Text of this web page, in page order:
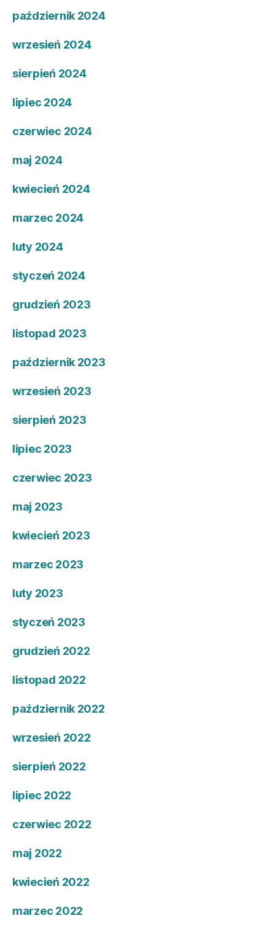
październik 2024
wrzesień 2024
sierpień 2024
lipiec 2024
czerwiec 2024
maj 2024
kwiecień 2024
marzec 2024
luty 2024
styczeń 2024
grudzień 2023
listopad 2023
październik 2023
wrzesień 2023
sierpień 2023
lipiec 2023
czerwiec 2023
maj 2023
kwiecień 2023
marzec 2023
luty 2023
styczeń 2023
grudzień 2022
listopad 2022
październik 2022
wrzesień 2022
sierpień 2022
lipiec 2022
czerwiec 2022
maj 2022
kwiecień 2022
marzec 2022